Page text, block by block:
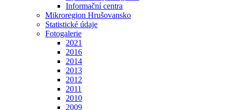
Informační centra
Mikroregion Hrušovansko
Statistické údaje
Fotogalerie
2021
2016
2014
2013
2012
2011
2010
2009